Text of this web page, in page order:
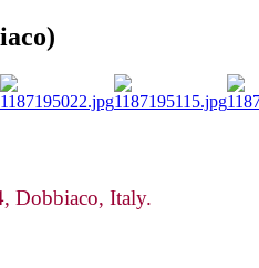
Dobbiaco, Italy.